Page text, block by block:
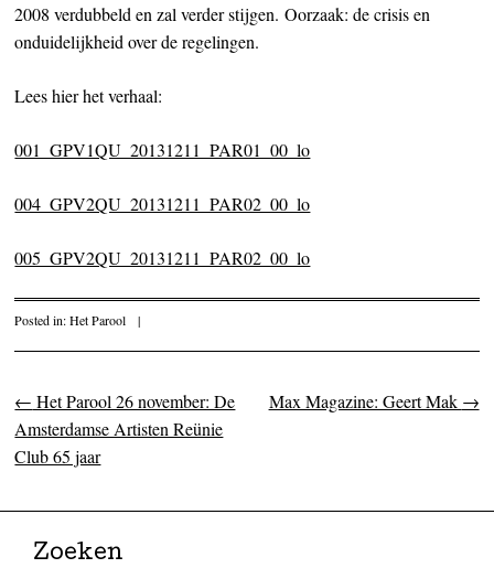
2008 verdubbeld en zal verder stijgen. Oorzaak: de crisis en
onduidelijkheid over de regelingen.
Lees hier het verhaal:
001_GPV1QU_20131211_PAR01_00_lo
004_GPV2QU_20131211_PAR02_00_lo
005_GPV2QU_20131211_PAR02_00_lo
Posted in:Het Parool |
Post navigation
← Het Parool 26 november: De
Amsterdamse Artisten Reünie
Club 65 jaar
Max Magazine: Geert Mak →
Zoeken